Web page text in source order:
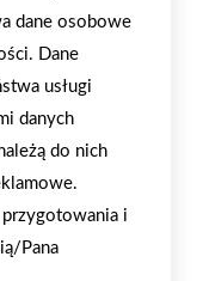
dane osobowe
Dane
usługi
danych
do nich
i
Pana